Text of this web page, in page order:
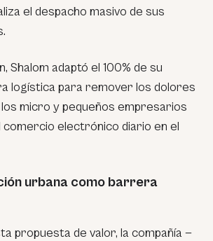
el despacho masivo de sus
Shalom adaptó el 100% de su
logística para remover los dolores
micro y pequeños empresarios
comercio electrónico diario en el
urbana como barrera
propuesta de valor, la compañía —